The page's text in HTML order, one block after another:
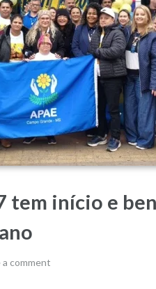
tem início e
a comment